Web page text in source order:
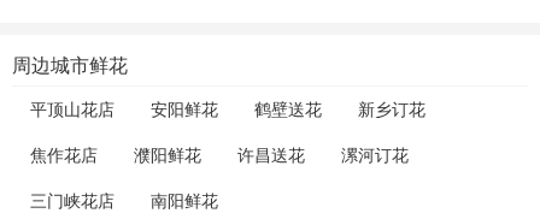
周边城市鲜花
平顶山花店 安阳鲜花 鹤壁送花 新乡订花
焦作花店 濮阳鲜花 许昌送花 漯河订花
三门峡花店 南阳鲜花